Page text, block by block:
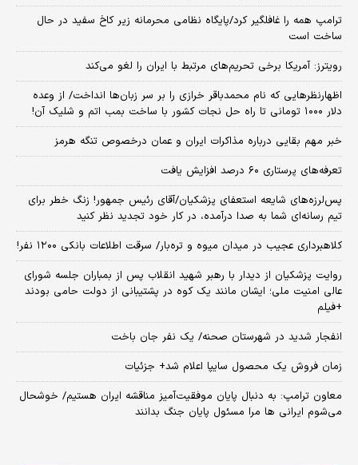
ترامپ همه را غافلگیر کرد/پایگاه نظامی محرمانه زیر کاخ سفید در حال
ساخت است
رویترز: آمریکا برخی تحریم‌های مرتبط با ایران را لغو می‌کند
اظهارنظرهایی که نام محمدباقر خرازی را بر سر زبان‌ها انداخت/ از وعده
دلار ۱۰۰۰ تومانی تا راه حل نجات کشور با ساخت بمب اتم و شلیک آن!
خبر مهم بقایی درباره مذاکرات ایران و عمان درخصوص تنگه هرمز
تعرفه‌های پرستاری ۶۰ درصد افزایش یافت
پس‌لرزه‌های شایعه استعفای پزشکیان/آقای رئیس جمهور! زنگ خطر برای
تیم رسانه‌ای شما به صدا درآمده، در کار خود تجدید نظر کنید
کلاهبرداری عجیب در میدان میوه و تره‌بار/ سرقت اطلاعات بانکی ۱۲۰۰ نفر!
روایت پزشکیان از دیدار با رهبر شهید انقلاب پس از بمباران جلسه شورای
عالی امنیت ملی؛ ایشان مانند یک کوه در پشتیبانی از دولت حامی بودند
+فیلم
انفجار شدید در شهرستان صحنه/ یک نفر جان باخت
زمان فروش یک محصول سایپا اعلام شد+ جزئیات
معاون ترامپ: به دنبال پایان موفقیت‌آمیز مناقشه ایران هستیم/ خوشحال
می‌شوم ایرانی ها مرا مسئول پایان جنگ بدانند